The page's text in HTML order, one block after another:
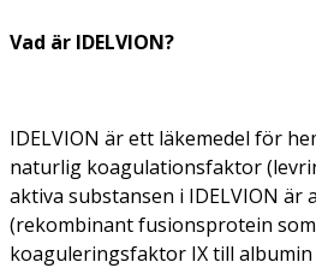
Vad är IDELVION?
IDELVION är ett läkemedel för
naturlig koagulationsfaktor
aktiva substansen i IDELVION
(rekombinant fusionsprotein
koaguleringsfaktor IX till albumin